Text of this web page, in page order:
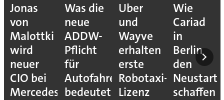
Jonas
von
Malottki
wird
neuer
CIO bei
Mercedes-
Was die
neue
ADDW-
Pflicht
für
Autofahrer
bedeutet
Uber
und
Wayve
erhalten
erste
Robotaxi-
Lizenz
Wie
Cariad
in
Berlin
den
Neustart
schaffen